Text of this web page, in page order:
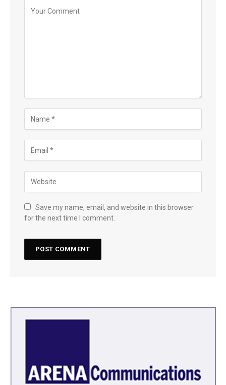
Save my name, email, and website in this browser
for the next time I comment.